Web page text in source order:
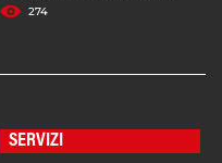
274
SERVIZI